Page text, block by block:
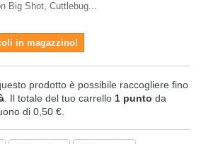
Big Shot, Cuttlebug...
in magazzino!
prodotto è possibile raccogliere fino
. Il totale del tuo carrello 1 punto da
di 0,50 €